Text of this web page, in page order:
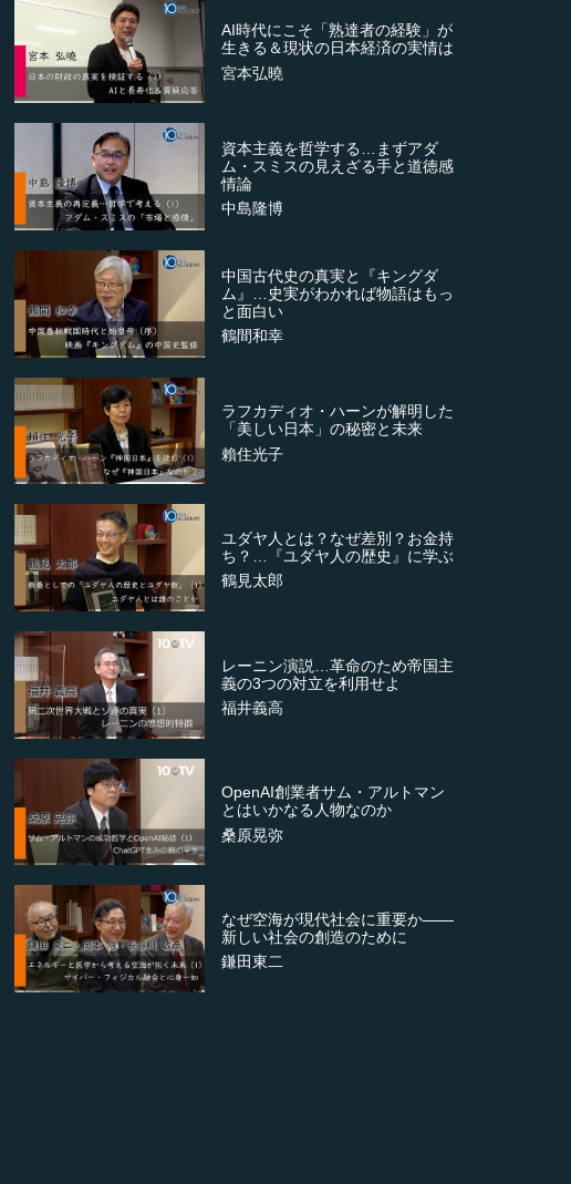
AI時代にこそ「熟達者の経験」が
生きる＆現状の日本経済の実情は
宮本弘曉
資本主義を哲学する…まずアダ
ム・スミスの見えざる手と道徳感
情論
中島隆博
中国古代史の真実と『キングダ
ム』…史実がわかれば物語はもっ
と面白い
鶴間和幸
ラフカディオ・ハーンが解明した
「美しい日本」の秘密と未来
賴住光子
ユダヤ人とは？なぜ差別？お金持
ち？…『ユダヤ人の歴史』に学ぶ
鶴見太郎
レーニン演説…革命のため帝国主
義の3つの対立を利用せよ
福井義高
OpenAI創業者サム・アルトマン
とはいかなる人物なのか
桑原晃弥
なぜ空海が現代社会に重要か――
新しい社会の創造のために
鎌田東二